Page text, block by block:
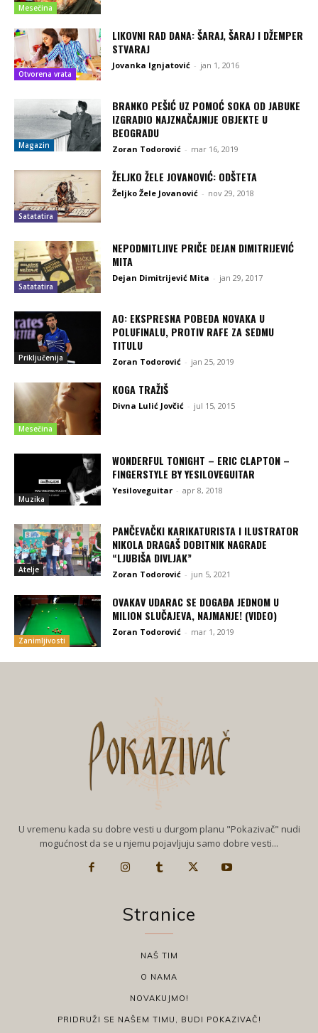
Mesečina
Otvorena vrata
LIKOVNI RAD DANA: ŠARAJ, ŠARAJ I DŽEMPER
STVARAJ
Jovanka Ignjatović - jan 1, 2016
Magazin
BRANKO PEŠIĆ UZ POMOĆ SOKA OD JABUKE
IZGRADIO NAJZNAČAJNIJE OBJEKTE U
BEOGRADU
Zoran Todorović - mar 16, 2019
Satatatira
ŽELJKO ŽELE JOVANOVIĆ: ODŠTETA
Željko Žele Jovanović - nov 29, 2018
Satatatira
NEPODMITLJIVE PRIČE DEJAN DIMITRIJEVIĆ
MITA
Dejan Dimitrijević Mita - jan 29, 2017
Priključenija
AO: EKSPRESNA POBEDA NOVAKA U
POLUFINALU, PROTIV RAFE ZA SEDMU
TITULU
Zoran Todorović - jan 25, 2019
Mesečina
KOGA TRAŽIŠ
Divna Lulić Jovčić - jul 15, 2015
Muzika
WONDERFUL TONIGHT – ERIC CLAPTON –
FINGERSTYLE BY YESILOVEGUITAR
Yesiloveguitar - apr 8, 2018
Atelje
PANČEVAČKI KARIKATURISTA I ILUSTRATOR
NIKOLA DRAGAŠ DOBITNIK NAGRADE
“LJUBIŠA DIVLJAK”
Zoran Todorović - jun 5, 2021
Zanimljivosti
OVAKAV UDARAC SE DOGAĐA JEDNOM U
MILION SLUČAJEVA, NAJMANJE! (VIDEO)
Zoran Todorović - mar 1, 2019
U vremenu kada su dobre vesti u durgom planu "Pokazivač" nudi
mogućnost da se u njemu pojavljuju samo dobre vesti...
Stranice
NAŠ TIM
O NAMA
NOVAKUJMO!
PRIDRUŽI SE NAŠEM TIMU, BUDI POKAZIVAČ!